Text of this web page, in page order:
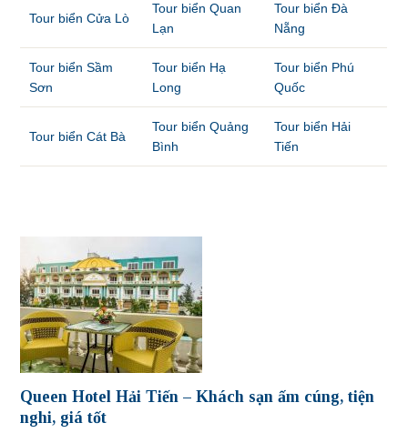
Tour biển Cửa Lò
Tour biển Quan
Lạn
Tour biển Đà
Nẵng
Tour biển Sầm
Sơn
Tour biển Hạ
Long
Tour biển Phú
Quốc
Tour biển Cát Bà
Tour biển Quảng
Bình
Tour biển Hải
Tiến
Queen Hotel Hải Tiến – Khách sạn ấm cúng, tiện
nghi, giá tốt